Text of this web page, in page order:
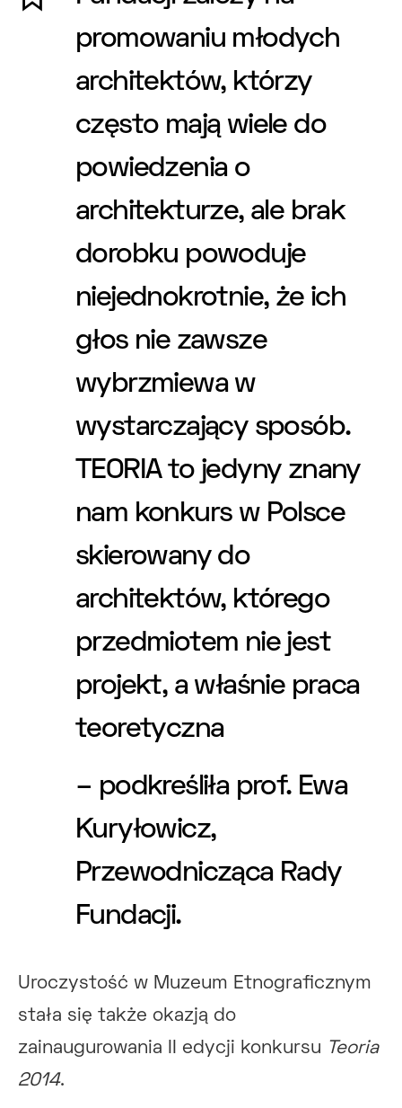
promowaniu młodych
architektów, którzy
często mają wiele do
powiedzenia o
architekturze, ale brak
dorobku powoduje
niejednokrotnie, że ich
głos nie zawsze
wybrzmiewa w
wystarczający sposób.
TEORIA to jedyny znany
nam konkurs w Polsce
skierowany do
architektów, którego
przedmiotem nie jest
projekt, a właśnie praca
teoretyczna
– podkreśliła prof. Ewa
Kuryłowicz,
Przewodnicząca Rady
Fundacji.
Uroczystość w Muzeum Etnograficznym
stała się także okazją do
zainaugurowania II edycji konkursu
Teoria
2014.